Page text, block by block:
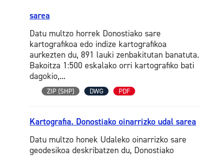
sarea
Datu multzo horrek Donostiako sare
kartografikoa edo indize kartografikoa
aurkezten du, 891 lauki zenbakitutan banatuta.
Bakoitza 1:500 eskalako orri kartografiko bati
dagokio,...
ZIP (SHP) DWG PDF
Kartografia. Donostiako oinarrizko udal sarea
Datu multzo honek Udaleko oinarrizko sare
geodesikoa deskribatzen du, Donostiako